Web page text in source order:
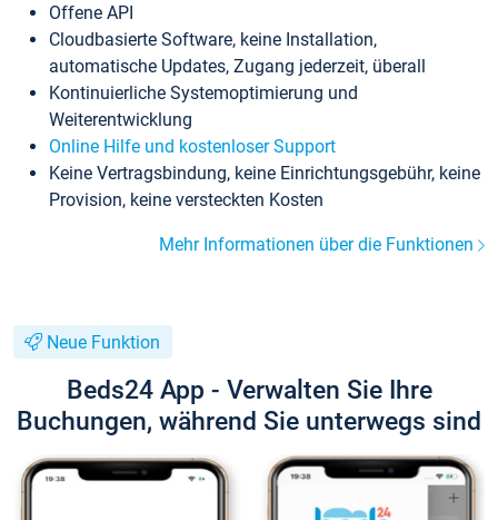
Offene API
Cloudbasierte Software, keine Installation,
automatische Updates, Zugang jederzeit, überall
Kontinuierliche Systemoptimierung und
Weiterentwicklung
Online Hilfe und kostenloser Support
Keine Vertragsbindung, keine Einrichtungsgebühr, keine
Provision, keine versteckten Kosten
Mehr Informationen über die Funktionen
Neue Funktion
Beds24 App - Verwalten Sie Ihre
Buchungen, während Sie unterwegs sind